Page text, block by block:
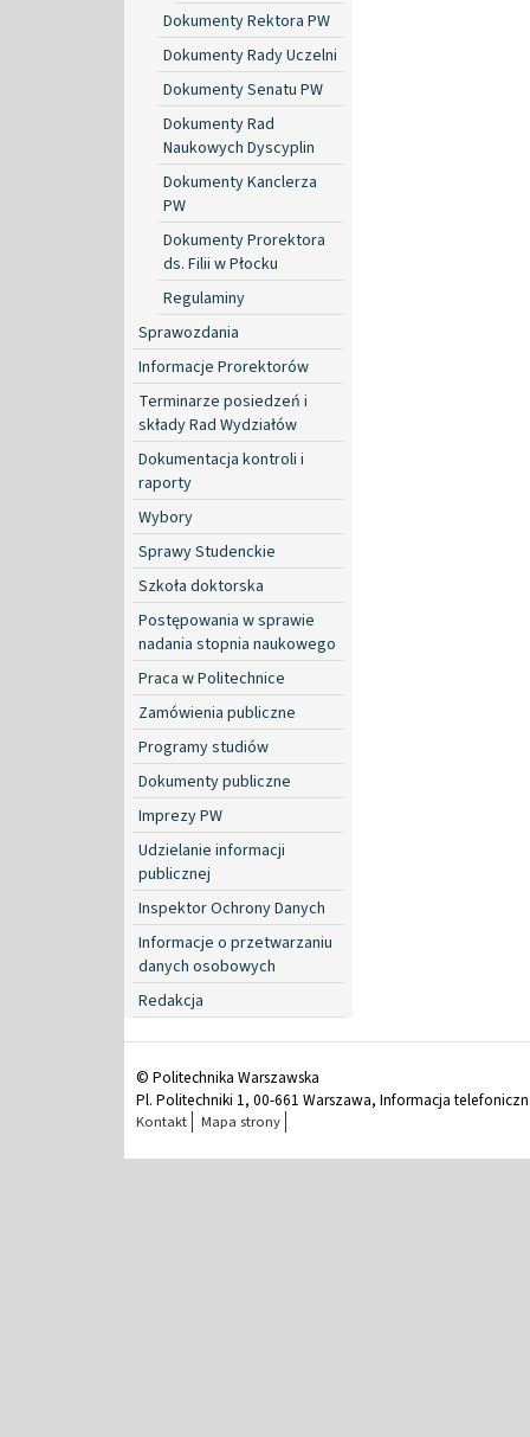
Dokumenty Rektora PW
Dokumenty Rady Uczelni
Dokumenty Senatu PW
Dokumenty Rad
Naukowych Dyscyplin
Dokumenty Kanclerza
PW
Dokumenty Prorektora
ds. Filii w Płocku
Regulaminy
Sprawozdania
Informacje Prorektorów
Terminarze posiedzeń i
składy Rad Wydziałów
Dokumentacja kontroli i
raporty
Wybory
Sprawy Studenckie
Szkoła doktorska
Postępowania w sprawie
nadania stopnia naukowego
Praca w Politechnice
Zamówienia publiczne
Programy studiów
Dokumenty publiczne
Imprezy PW
Udzielanie informacji
publicznej
Inspektor Ochrony Danych
Informacje o przetwarzaniu
danych osobowych
Redakcja
© Politechnika Warszawska
Pl. Politechniki 1, 00-661 Warszawa, Informacja
Kontakt Mapa strony